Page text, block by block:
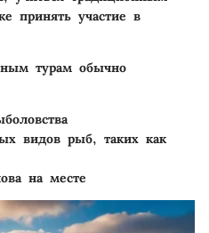
принять участие в
турам обычно
видов рыб, таких как
на месте